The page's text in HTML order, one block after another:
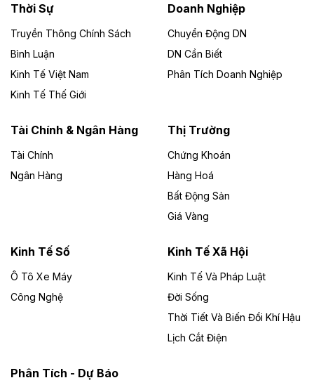
Dự án Nhà máy xử lý rác và phát điện Bắc Giang do
Công ty TNHH Năng lượng môi trường Bắc Giang làm
Theo vietnamfinance.vn
Đức Long Gia Lai mở rộng ‘hệ sinh thái’
Lai
Bốn doanh nghiệp có sự góp vốn của Công ty Cổ
phần Tập đoàn Đức Long Gia Lai (HoSE: DLG) được
Gia Lai với tổng vốn hơn 4.750 tỷ đồng.
Đồng Nai cho thuê gần 59 ha đất làm khu
công nghiệp ở Long Thành
UBND TP Đồng Nai cho Công ty Amata thuê gần 59 ha
đất để đầu tư khu công nghiệp công nghệ cao Long
Đề xuất hỗ trợ 20.000 tỷ đồng làm cao tốc
Thời Sự
Truyền Thông Chính Sách
Bình Luận
Kinh Tế Việt Nam
Kinh Tế Thế Giới
Doanh Nghiệp
Chuyển Động DN
DN Cần Biết
Phân Tích Doanh Nghiệp
Tài Chính & Ngân Hàng
Tài Chính
Ngân Hàng
Thị Trường
Chứng Khoán
Hàng Hoá
Bất Động Sản
Giá Vàng
Kinh Tế Số
Ô Tô Xe Máy
Công Nghệ
Kinh Tế Xã Hội
Kinh Tế Và Pháp Luật
Đời Sống
Thời Tiết Và Biến Đổi Khí Hậu
Lịch Cắt Điện
Phân Tích - Dự Báo